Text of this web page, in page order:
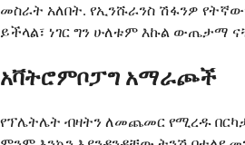
መስራት አለበት. የኢንሹራንስ ሽፋንዎ
ይችላል፣ ነገር ግን ሁለቱም እኩል ውጤታማ
አቫትሮምቦፓግ አማራጮች
የፕሌትሌት ብዛትን ለመጨመር የሚረዱ